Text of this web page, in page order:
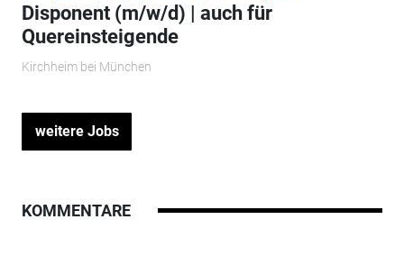
Disponent (m/w/d) | auch für
Quereinsteigende
Kirchheim bei München
weitere Jobs
KOMMENTARE